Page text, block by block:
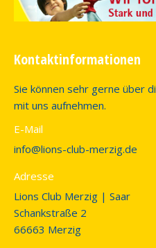
Kontaktinformationen
Sie können sehr gerne über
mit uns aufnehmen.
E-Mail
info@lions-club-merzig.de
Adresse
Lions Club Merzig | Saar
Schankstraße 2
66663 Merzig